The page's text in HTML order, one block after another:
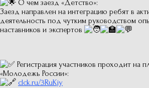
О чем заезд «Детство»:
Заезд направлен на интеграцию ребят в
деятельность под чутким руководством
наставников и экспертов
Регистрация участников проходит
«Молодежь России»:
clck.ru/3RuKjy